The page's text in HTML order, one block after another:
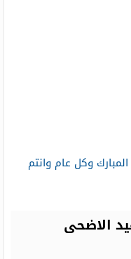
وكل عام وانتم
الاضحى